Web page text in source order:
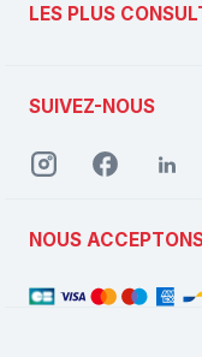
LES PLUS
SUIVEZ-NOUS
NOUS